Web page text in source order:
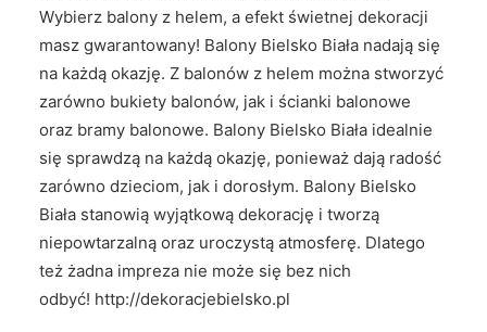
Wybierz balony z helem, a efekt świetnej dekoracji
masz gwarantowany! Balony Bielsko Biała nadają się
na każdą okazję. Z balonów z helem można stworzyć
zarówno bukiety balonów, jak i ścianki balonowe
oraz bramy balonowe. Balony Bielsko Biała idealnie
się sprawdzą na każdą okazję, ponieważ dają radość
zarówno dzieciom, jak i dorosłym. Balony Bielsko
Biała stanowią wyjątkową dekorację i tworzą
niepowtarzalną oraz uroczystą atmosferę. Dlatego
też żadna impreza nie może się bez nich
odbyć! http://dekoracjebielsko.pl